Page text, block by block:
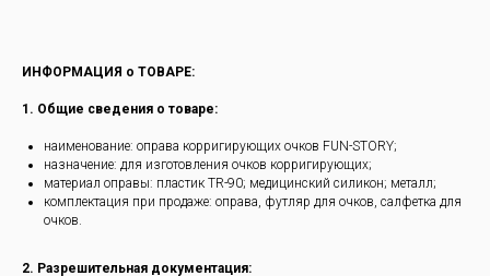
ИНФОРМАЦИЯ о ТОВАРЕ:
1. Общие сведения о товаре:
наименование: оправа корригирующих очков FUN-STORY;
назначение: для изготовления очков корригирующих;
материал оправы: пластик TR-90; медицинский силикон; металл;
комплектация при продаже: оправа, футляр для очков, салфетка для
очков.
2. Разрешительная документация: